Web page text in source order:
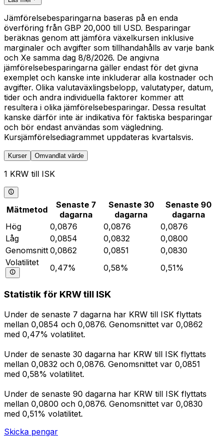
Jämförelsebesparingarna baseras på en enda
överföring från GBP 20,000 till USD. Besparingar
beräknas genom att jämföra växelkursen inklusive
marginaler och avgifter som tillhandahålls av varje bank
och Xe samma dag 8/8/2026. De angivna
jämförelsebesparingarna gäller endast för det givna
exemplet och kanske inte inkluderar alla kostnader och
avgifter. Olika valutaväxlingsbelopp, valutatyper, datum,
tider och andra individuella faktorer kommer att
resultera i olika jämförelsebesparingar. Dessa resultat
kanske därför inte är indikativa för faktiska besparingar
och bör endast användas som vägledning.
Kursjämförelsediagrammet uppdateras kvartalsvis.
Kurser Omvandlat värde
1 KRW till ISK
Mätmetod
Senaste 7
dagarna
Senaste 30
dagarna
Senaste 90
dagarna
Hög
0,0876 0,0876
0,0876
Låg
0,0854 0,0832
0,0800
Genomsnitt 0,0862 0,0851
0,0830
Volatilitet
0,47% 0,58% 0,51%
Statistik för KRW till ISK
Under de senaste 7 dagarna har KRW till ISK flyttats
mellan 0,0854 och 0,0876. Genomsnittet var 0,0862
med 0,47% volatilitet.
Under de senaste 30 dagarna har KRW till ISK flyttats
mellan 0,0832 och 0,0876. Genomsnittet var 0,0851
med 0,58% volatilitet.
Under de senaste 90 dagarna har KRW till ISK flyttats
mellan 0,0800 och 0,0876. Genomsnittet var 0,0830
med 0,51% volatilitet.
Skicka pengar